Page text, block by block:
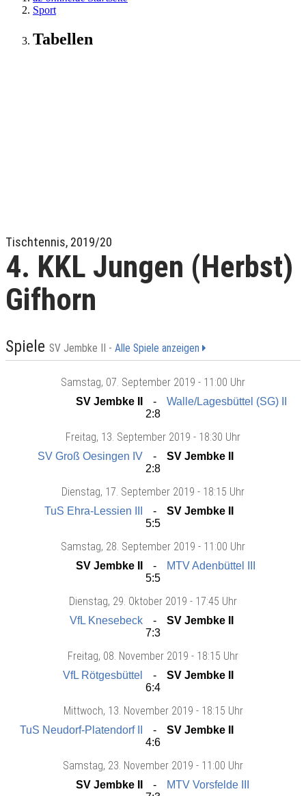
Sport
Tabellen
Tischtennis, 2019/20
4. KKL Jungen (Herbst)
Gifhorn
Spiele SV Jembke II - Alle Spiele anzeigen
Samstag, 07. September 2019 - 11:00 Uhr
SV Jembke II
Walle/Lagesbüttel (SG) II
2:8
Freitag, 13. September 2019 - 18:30 Uhr
SV Groß Oesingen IV
SV Jembke II
2:8
Dienstag, 17. September 2019 - 18:15 Uhr
TuS Ehra-Lessien III
SV Jembke II
5:5
Samstag, 28. September 2019 - 11:00 Uhr
SV Jembke II
MTV Adenbüttel III
5:5
Dienstag, 29. Oktober 2019 - 17:45 Uhr
VfL Knesebeck
SV Jembke II
7:3
Freitag, 08. November 2019 - 18:15 Uhr
VfL Rötgesbüttel
SV Jembke II
6:4
Mittwoch, 13. November 2019 - 18:15 Uhr
TuS Neudorf-Platendorf II
SV Jembke II
4:6
Samstag, 23. November 2019 - 11:00 Uhr
SV Jembke II
MTV Vorsfelde III